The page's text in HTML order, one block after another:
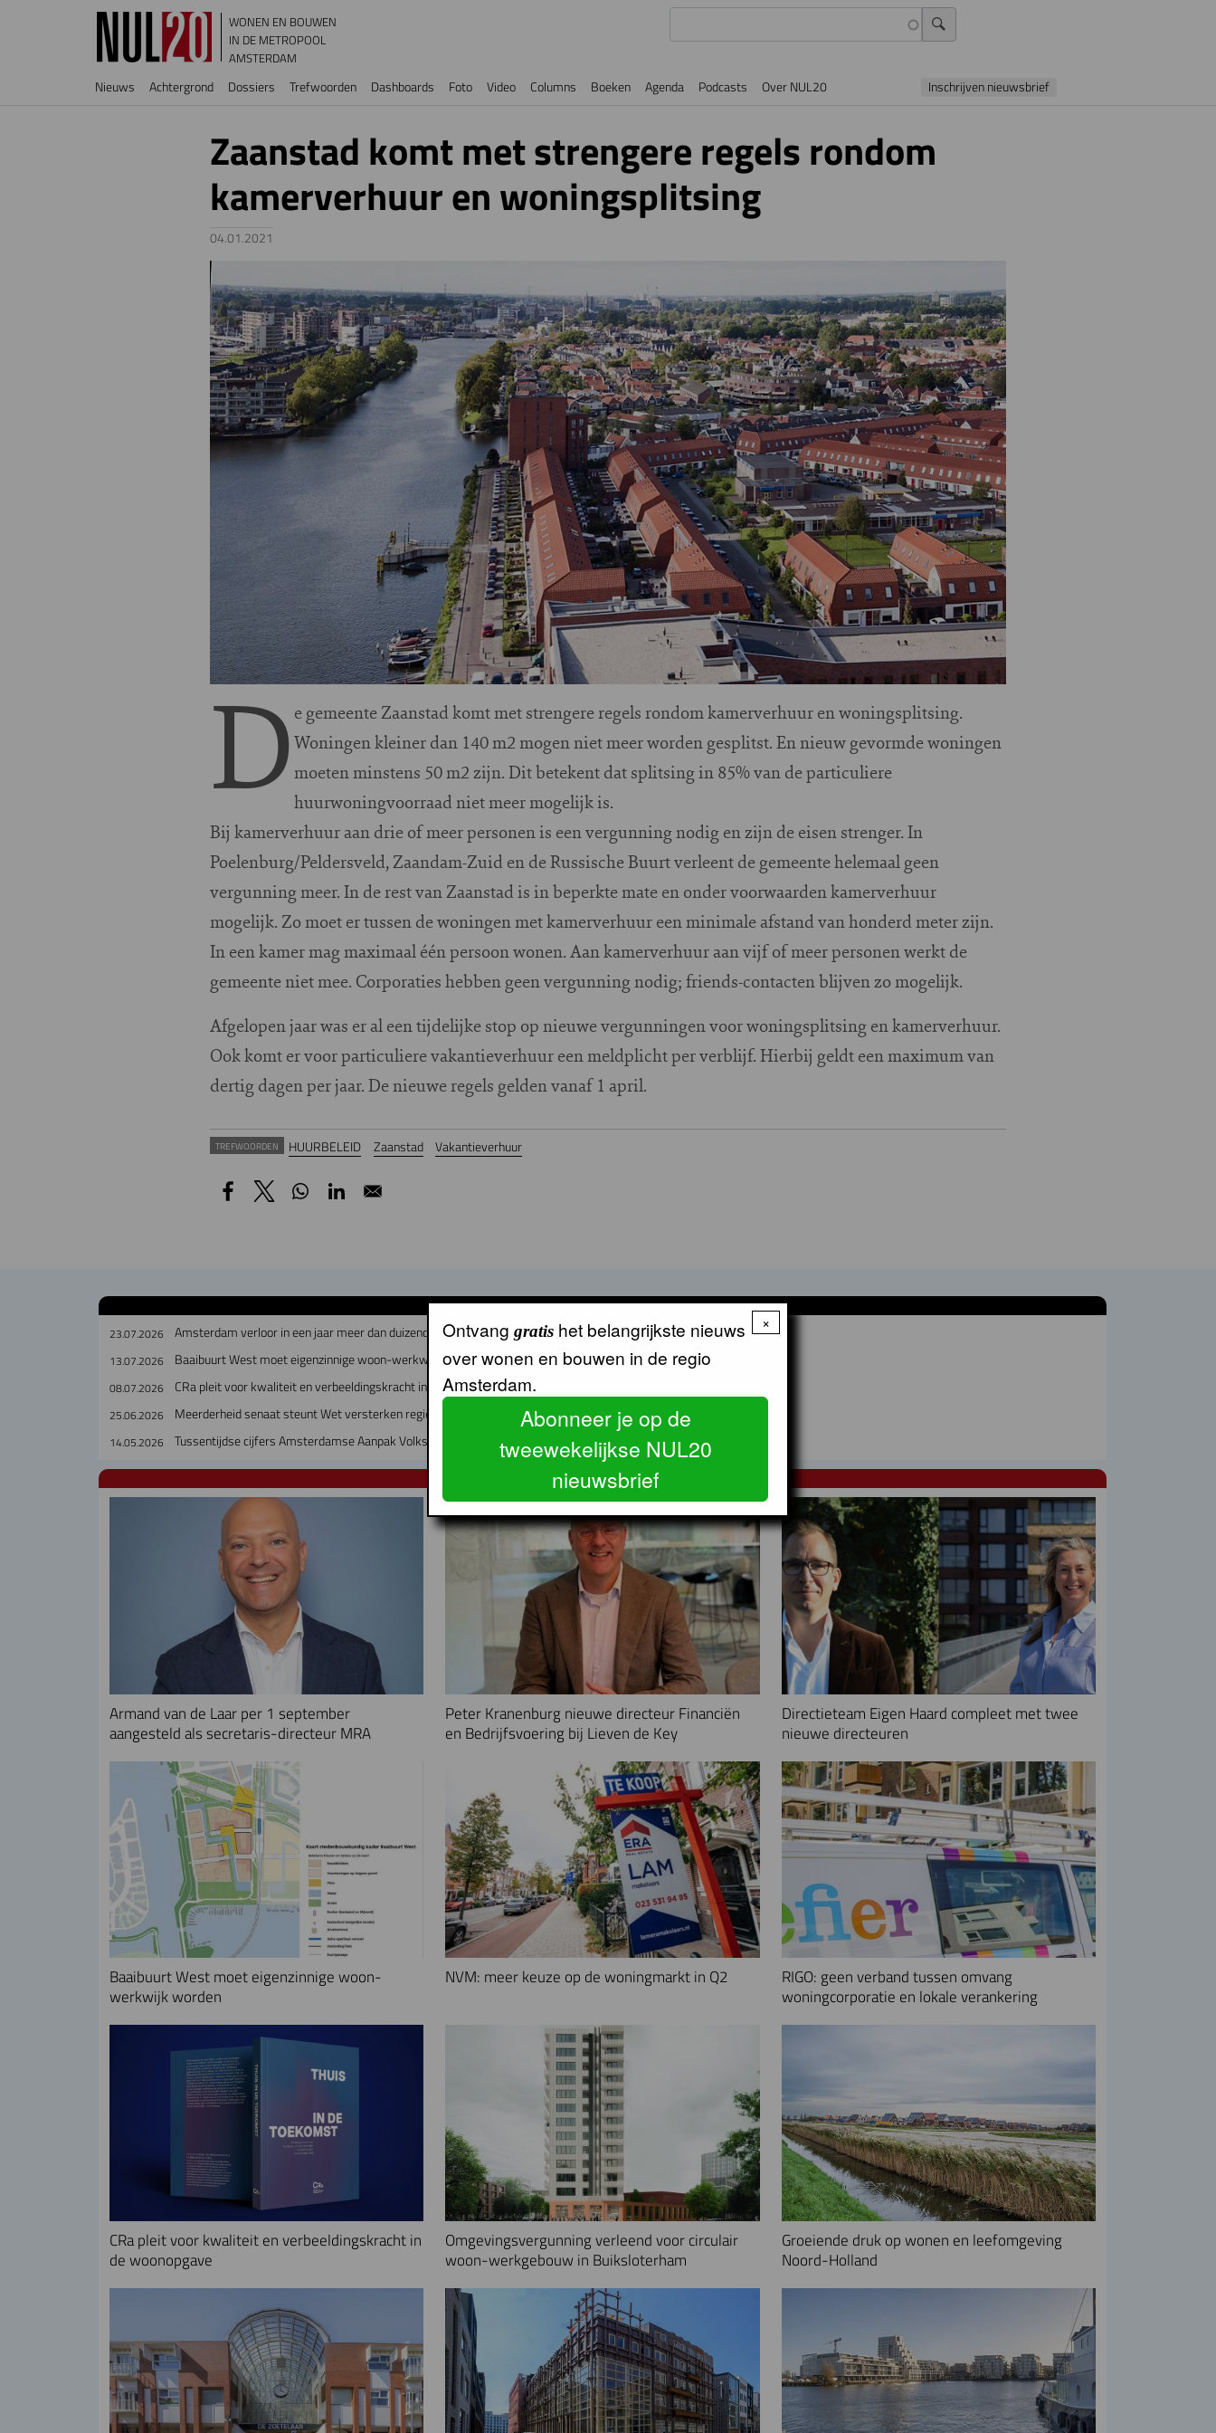
Overslaan en naar de inhoud gaan
WONEN EN BOUWEN
IN DE METROPOOL
AMSTERDAM
Hoofdnavigatie
Nieuws Achtergrond Dossiers Trefwoorden Dashboards Foto Video Columns Boeken Agenda Podcasts Over NUL20 Inschrijven nieuwsbrief
Zaanstad komt met strengere regels rondom
kamerverhuur en woningsplitsing
04.01.2021
Image
D e gemeente Zaanstad komt met strengere regels rondom kamerverhuur en woningsplitsing.
Woningen kleiner dan 140 m2 mogen niet meer worden gesplitst. En nieuw gevormde woningen
moeten minstens 50 m2 zijn. Dit betekent dat splitsing in 85% van de particuliere
huurwoningvoorraad niet meer mogelijk is.
Bij kamerverhuur aan drie of meer personen is een vergunning nodig en zijn de eisen strenger. In
Poelenburg/Peldersveld, Zaandam-Zuid en de Russische Buurt verleent de gemeente helemaal geen
vergunning meer. In de rest van Zaanstad is in beperkte mate en onder voorwaarden kamerverhuur
mogelijk. Zo moet er tussen de woningen met kamerverhuur een minimale afstand van honderd meter zijn.
In een kamer mag maximaal één persoon wonen. Aan kamerverhuur aan vijf of meer personen werkt de
gemeente niet mee. Corporaties hebben geen vergunning nodig; friends-contacten blijven zo mogelijk.
Afgelopen jaar was er al een tijdelijke stop op nieuwe vergunningen voor woningsplitsing en kamerverhuur.
Ook komt er voor particuliere vakantieverhuur een meldplicht per verblijf. Hierbij geldt een maximum van
dertig dagen per jaar. De nieuwe regels gelden vanaf 1 april.
TREFWOORDEN HUURBELEID Zaanstad Vakantieverhuur
GERELATEERDE ARTIKELEN
23.07.2026 Amsterdam verloor in een jaar meer dan duizend particuliere huurwoningen
13.07.2026 Baaibuurt West moet eigenzinnige woon-werkwijk worden
08.07.2026 CRa pleit voor kwaliteit en verbeeldingskracht in de woonopgave
25.06.2026 Meerderheid senaat steunt Wet versterken regie op volkshuisvesting
14.05.2026 Tussentijdse cijfers Amsterdamse Aanpak Volkshuisvesting: woningbouw trekt aan
NUL20 NIEUWS
Armand van de Laar per 1 september
aangesteld als secretaris-directeur MRA
Peter Kranenburg nieuwe directeur Financiën
en Bedrijfsvoering bij Lieven de Key
Directieteam Eigen Haard compleet met twee
nieuwe directeuren
Baaibuurt West moet eigenzinnige woon-
werkwijk worden
NVM: meer keuze op de woningmarkt in Q2
RIGO: geen verband tussen omvang
woningcorporatie en lokale verankering
CRa pleit voor kwaliteit en verbeeldingskracht in
de woonopgave
Omgevingsvergunning verleend voor circulair
woon-werkgebouw in Buiksloterham
Groeiende druk op wonen en leefomgeving
Noord-Holland
×
Ontvang gratis het belangrijkste nieuws
over wonen en bouwen in de regio
Amsterdam.
Abonneer je op de
tweewekelijkse NUL20
nieuwsbrief